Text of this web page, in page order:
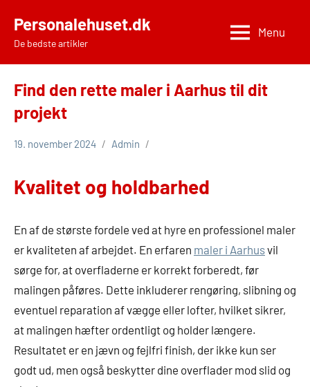
indhold
Personalehuset.dk
De bedste artikler
Menu
Find den rette maler i Aarhus til dit
projekt
19. november 2024 Admin
Kvalitet og holdbarhed
En af de største fordele ved at hyre en professionel maler
er kvaliteten af arbejdet. En erfaren maler i Aarhusvil
sørge for, at overfladerne er korrekt forberedt, før
malingen påføres. Dette inkluderer rengøring, slibning og
eventuel reparation af vægge eller lofter, hvilket sikrer,
at malingen hæfter ordentligt og holder længere.
Resultatet er en jævn og fejlfri finish, der ikke kun ser
godt ud, men også beskytter dine overflader mod slid og